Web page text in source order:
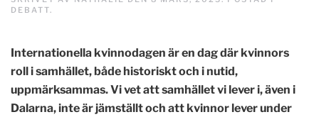
DEBATT.
Internationella kvinnodagen är en dag där kvinnors
roll i samhället, både historiskt och i nutid,
uppmärksammas. Vi vet att samhället vi lever i, även i
Dalarna, inte är jämställt och att kvinnor lever under